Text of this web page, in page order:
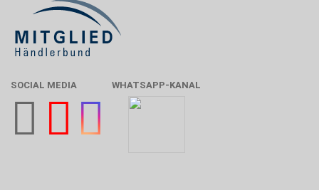
SOCIAL MEDIA WHATSAPP-KANAL